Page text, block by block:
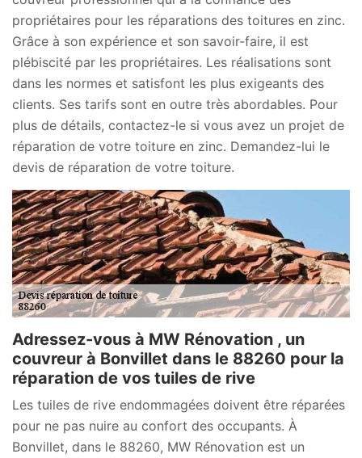
propriétaires pour les réparations des toitures en zinc.
Grâce à son expérience et son savoir-faire, il est
plébiscité par les propriétaires. Les réalisations sont
dans les normes et satisfont les plus exigeants des
clients. Ses tarifs sont en outre très abordables. Pour
plus de détails, contactez-le si vous avez un projet de
réparation de votre toiture en zinc. Demandez-lui le
devis de réparation de votre toiture.
Adressez-vous à MW Rénovation , un
couvreur à Bonvillet dans le 88260 pour la
réparation de vos tuiles de rive
Les tuiles de rive endommagées doivent être réparées
pour ne pas nuire au confort des occupants. À
Bonvillet, dans le 88260, MW Rénovation est un